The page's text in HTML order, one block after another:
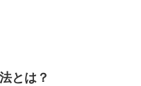
とは？